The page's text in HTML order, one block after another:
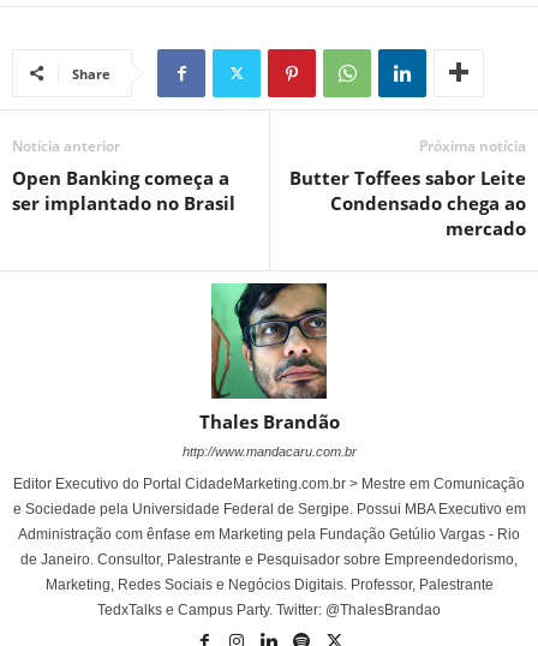
Share
Notícia anterior
Open Banking começa a
ser implantado no Brasil
Próxima notícia
Butter Toffees sabor Leite
Condensado chega ao
mercado
Thales Brandão
http://www.mandacaru.com.br
Editor Executivo do Portal CidadeMarketing.com.br > Mestre em Comunicação
e Sociedade pela Universidade Federal de Sergipe. Possui MBA Executivo em
Administração com ênfase em Marketing pela Fundação Getúlio Vargas - Rio
de Janeiro. Consultor, Palestrante e Pesquisador sobre Empreendedorismo,
Marketing, Redes Sociais e Negócios Digitais. Professor, Palestrante
TedxTalks e Campus Party. Twitter: @ThalesBrandao